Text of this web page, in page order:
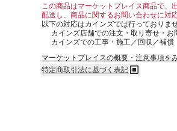
この商品はマーケットプレイス商品で、
配送し、商品に関するお問い合わせに対
以下の対応はカインズでは行っておりませ
カインズ店舗での注文・取り寄せ・お
カインズでの工事・施工／回収／補償
マーケットプレイスの概要・注意事項を
特定商取引法に基づく表記